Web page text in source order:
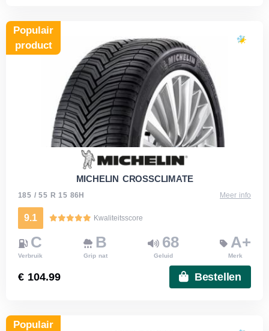
Populair
product
MICHELIN CROSSCLIMATE
185 / 55 R 15 86H Meer info
9.1 Kwaliteitsscore
C
Verbruik
B
Grip nat
68
Geluid
A+
Merk
€ 104.99 Bestellen
Populair